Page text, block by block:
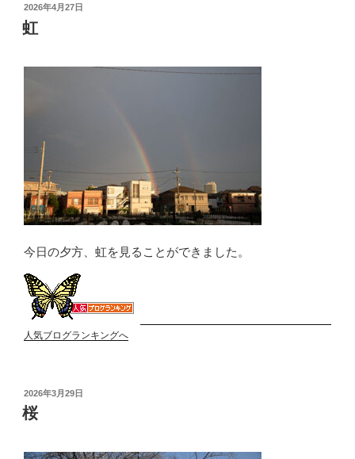
投
稿
日:
2026年4月27日
虹
今日の夕方、虹を見ることができました。
人気ブログランキングへ
投
稿
日:
2026年3月29日
桜